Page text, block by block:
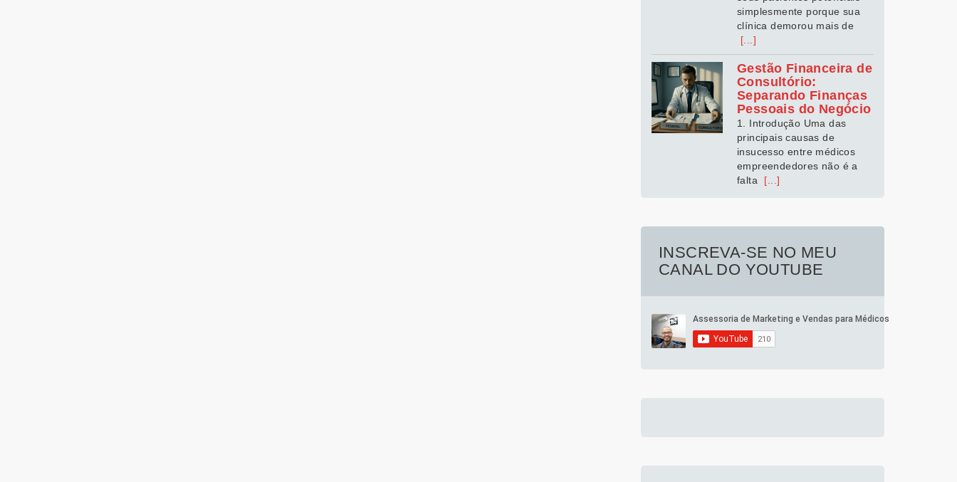
simplesmente porque sua
clínica demorou mais de
[...]
Gestão Financeira de
Consultório:
Separando Finanças
Pessoais do Negócio
1. Introdução Uma das
principais causas de
insucesso entre médicos
empreendedores não é a
falta
[...]
INSCREVA-SE NO MEU
CANAL DO YOUTUBE